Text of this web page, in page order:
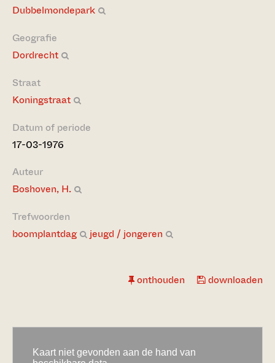
Dubbelmondepark
Geografie
Dordrecht
Straat
Koningstraat
Datum of periode
17-03-1976
Auteur
Boshoven, H.
Trefwoorden
boomplantdag
jeugd / jongeren
onthouden downloaden